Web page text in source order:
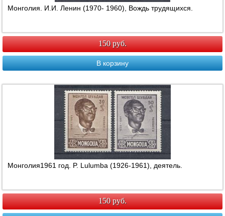
Монголия. И.И. Ленин (1970- 1960), Вождь трудящихся.
150 руб.
В корзину
Монголия1961 год. P. Lulumba (1926-1961), деятель.
150 руб.